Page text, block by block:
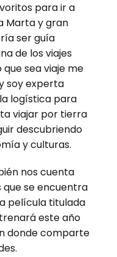
para ir a
Marta y gran
ser guía
de los viajes
sea viaje me
soy experta
logística para
viajar por tierra
descubriendo
y culturas.
nos cuenta
se encuentra
película titulada
este año
donde comparte